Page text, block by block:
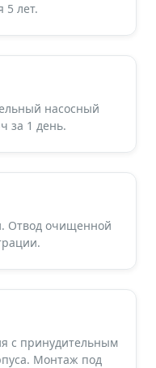
5 лет.
насосный
за 1 день.
Отвод очищенной
с принудительным
Монтаж под